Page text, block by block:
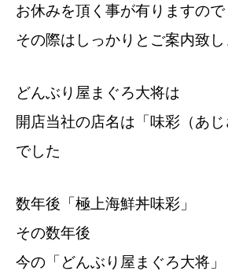
お休みを頂く事が有りますので
その際はしっかりとご案内致
どんぶり屋まぐろ大将は
開店当社の店名は「味彩（あじ
でした
数年後「極上海鮮丼味彩」
その数年後
今の「どんぶり屋まぐろ大将」